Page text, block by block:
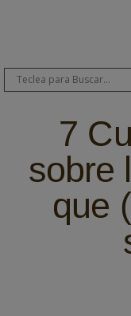
7
sobre
que